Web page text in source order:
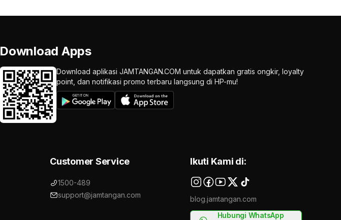
Download Apps
Download aplikasi JAMTANGAN.COM untuk dapatkan gratis ongkir, loyalty
point, dan notifikasi promo terbaru langsung di HP-mu!
Customer Service
1500-489
support@jamtangan.com
Ikuti Kami di:
blog.jamtangan.com
Hubungi WhatsApp